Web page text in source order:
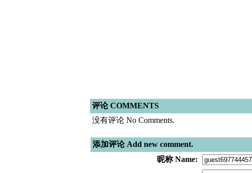
评论 COMMENTS
没有评论 No Comments.
添加评论 Add new comment.
昵称 Name: